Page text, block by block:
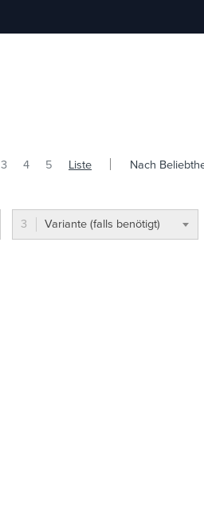
3 4 5 Liste
Variante (falls benötigt)